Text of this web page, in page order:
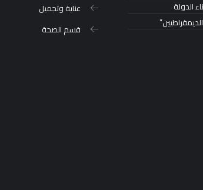
عناية وتجميل
قسم الصحة